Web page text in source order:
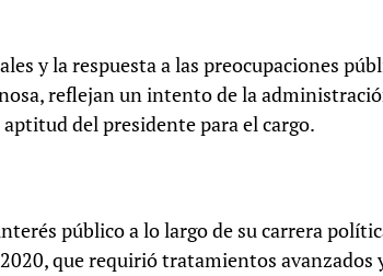
y la respuesta a las preocupaciones
reflejan un intento de la
del presidente para el cargo.
público a lo largo de su carrera
que requirió tratamientos avanzados